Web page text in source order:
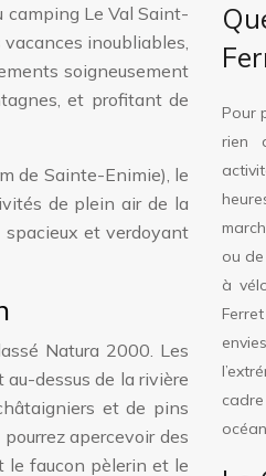
camping Le Val Saint-
inoubliables,
soigneusement
et profitant de
de Sainte-Enimie), le
de plein air de la
spacieux et verdoyant
Natura 2000. Les
dessus de la rivière
et de pins
apercevoir des
le faucon pèlerin et le
Pour
rien
ou
à